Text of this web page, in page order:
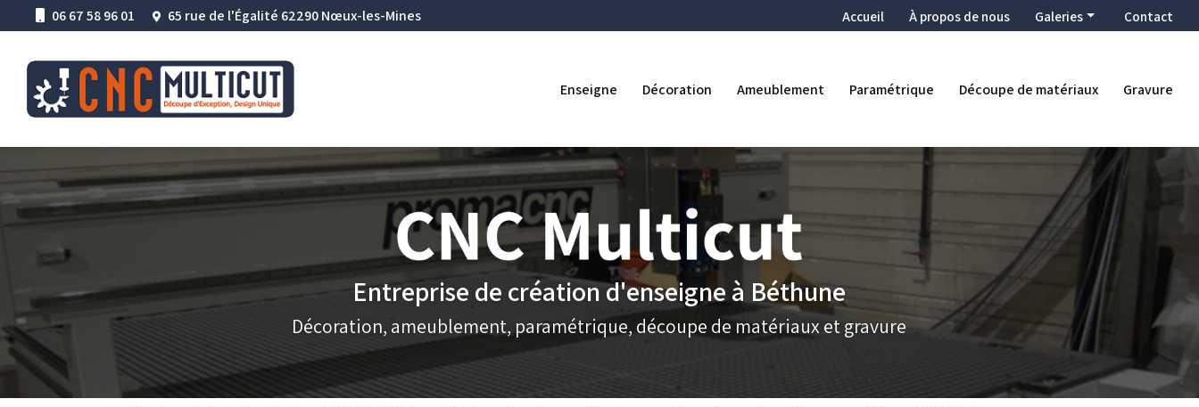
au
principal
06 67 58 96 01 65 rue de l'Égalité 62290 Nœux-les-Mines Navigation secondaireAccueil À propos de nous
Galeries
Découpe de matériaux
Contact
Enseigne Décoration Ameublement Paramétrique Découpe de matériaux Gravure
Entreprise de création d'enseigne à Béthune
Décoration, ameublement, paramétrique, découpe de matériaux et gravure